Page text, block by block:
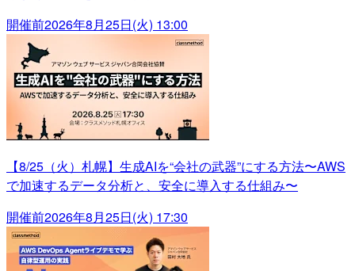
開催前2026年8月25日(火) 13:00
【8/25（火）札幌】生成AIを“会社の武器”にする方法〜AWS
で加速するデータ分析と、安全に導入する仕組み〜
開催前2026年8月25日(火) 17:30